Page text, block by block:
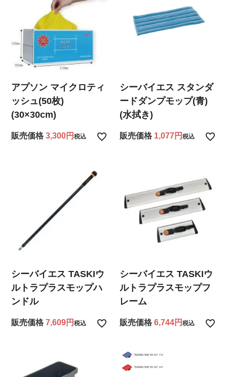
アプソン マイクロティ
ッシュ(50枚)
(30×30cm)
販売価格 3,300 税込
シーバイエス スタンダ
ードダンプモップ(青)
(水拭き)
販売価格 1,077 税込
シーバイエス TASKIウ
ルトラプラスモップハ
ンドル
販売価格 7,609 税込
シーバイエス TASKIウ
ルトラプラスモップフ
レーム
販売価格 6,744 税込